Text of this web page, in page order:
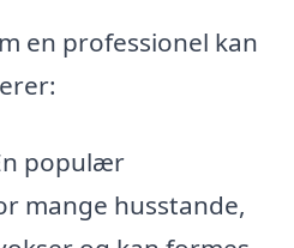
en professionel kan
populær
mange husstande,